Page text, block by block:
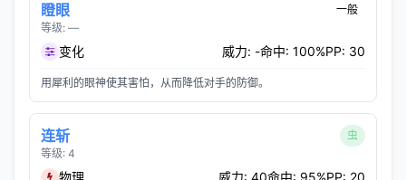
瞪眼
等级: —
一般
变化 威力: -命中: 100%PP: 30
用犀利的眼神使其害怕，从而降低对手的防御。
连斩
等级: 4
虫
物理 威力: 40命中: 95%PP: 20